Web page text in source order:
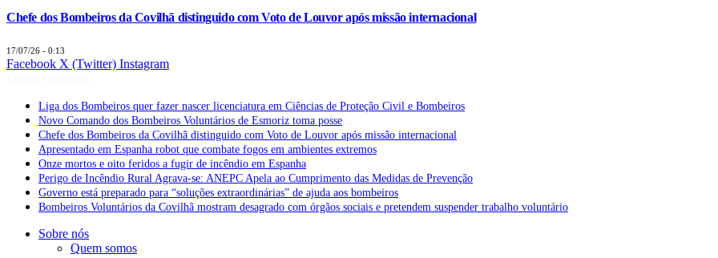
Chefe dos Bombeiros da Covilhã distinguido com Voto de Louvor após missão internacional
17/07/26 - 0:13
Facebook X (Twitter) Instagram
Liga dos Bombeiros quer fazer nascer licenciatura em Ciências de Proteção Civil e Bombeiros
Novo Comando dos Bombeiros Voluntários de Esmoriz toma posse
Chefe dos Bombeiros da Covilhã distinguido com Voto de Louvor após missão internacional
Apresentado em Espanha robot que combate fogos em ambientes extremos
Onze mortos e oito feridos a fugir de incêndio em Espanha
Perigo de Incêndio Rural Agrava-se: ANEPC Apela ao Cumprimento das Medidas de Prevenção
Governo está preparado para “soluções extraordinárias” de ajuda aos bombeiros
Bombeiros Voluntários da Covilhã mostram desagrado com órgãos sociais e pretendem suspender trabalho voluntário
Sobre nós
Quem somos